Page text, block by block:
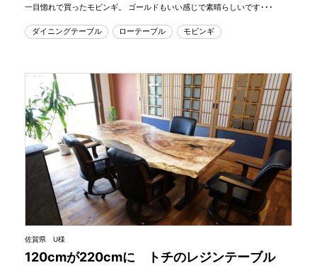
一目惚れで買ったモビンギ。 ゴールドもいい感じで素晴らしいです･･･
ダイニングテーブル ローテーブル モビンギ
佐賀県 U様
120cmが220cmに トチのレジンテーブル